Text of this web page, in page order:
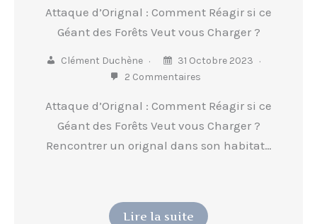
Attaque d’Orignal : Comment Réagir si ce
Géant des Forêts Veut vous Charger ?
Clément Duchène
31 Octobre 2023
2 Commentaires
Attaque d’Orignal : Comment Réagir si ce
Géant des Forêts Veut vous Charger ?
Rencontrer un orignal dans son habitat…
Lire la suite